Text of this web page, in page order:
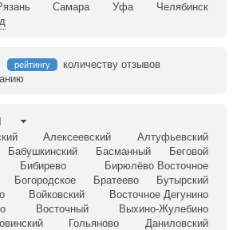
Самара Уфа
Челябинск
рейтингу
количеству отзывов
Алексеевский
Алтуфьевский
Бабушкинский Басманный
Беговой
Бибирево
Бирюлёво Восточное
Богородское Братеево
Бутырский
Войковский
Восточное Дегунино
Восточный
Выхино-Жулебино
Гольяново
Даниловский